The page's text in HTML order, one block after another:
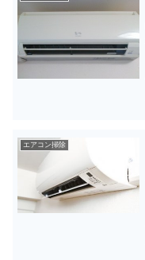
エアコン掃除